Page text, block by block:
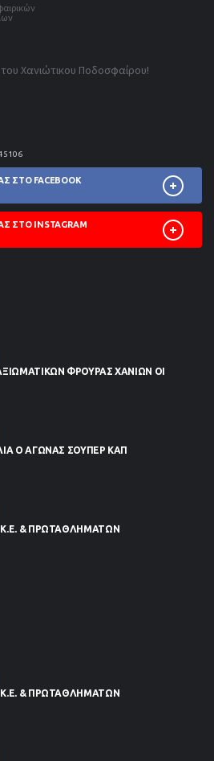
Χανιώτικου Ποδοσφαίρου!
ΣΤΟ FACEBOOK
ΣΤΟ INSTAGRAM
ΦΡΟΥΡΆΣ ΧΑΝΊΩΝ ΟΙ
Ο ΑΓΩΝΑΣ ΣΟΥΠΕΡ ΚΑΠ
& ΠΡΩΤΑΘΛΗΜΑΤΩΝ
& ΠΡΩΤΑΘΛΗΜΑΤΩΝ